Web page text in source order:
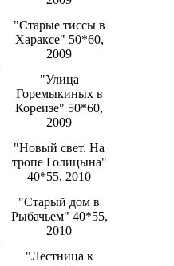
"Старые тиссы в
Хараксе" 50*60,
2009
"Улица
Горемыкиных в
Кореизе" 50*60,
2009
"Новый свет. На
тропе Голицына"
40*55, 2010
"Старый дом в
Рыбачьем" 40*55,
2010
"Лестница к